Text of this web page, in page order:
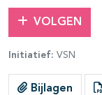
VOLGEN
Initiatief: VSN
Bijlagen
open-